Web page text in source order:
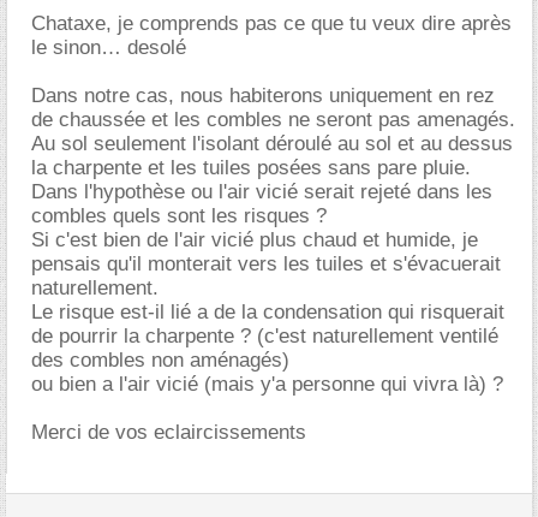
Chataxe, je comprends pas ce que tu veux dire après
le sinon… desolé
Dans notre cas, nous habiterons uniquement en rez
de chaussée et les combles ne seront pas amenagés.
Au sol seulement l'isolant déroulé au sol et au dessus
la charpente et les tuiles posées sans pare pluie.
Dans l'hypothèse ou l'air vicié serait rejeté dans les
combles quels sont les risques ?
Si c'est bien de l'air vicié plus chaud et humide, je
pensais qu'il monterait vers les tuiles et s'évacuerait
naturellement.
Le risque est-il lié a de la condensation qui risquerait
de pourrir la charpente ? (c'est naturellement ventilé
des combles non aménagés)
ou bien a l'air vicié (mais y'a personne qui vivra là) ?
Merci de vos eclaircissements